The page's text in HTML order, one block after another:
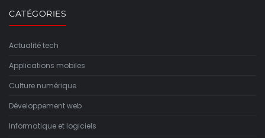
CATÉGORIES
Actualité tech
Applications mobiles
Culture numérique
Développement web
Informatique et logiciels